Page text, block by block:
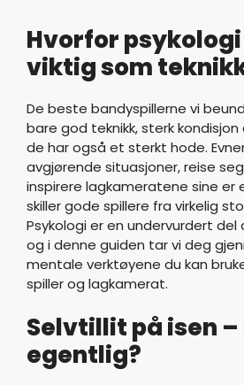
Hvorfor
viktig som
De beste bandyspillerne vi
bare god teknikk, sterk
de har også et sterkt hode.
avgjørende situasjoner, reise
inspirere lagkameratene sine er
skiller gode spillere fra virkelig
Psykologi er en undervurdert
og i denne guiden tar vi deg
mentale verktøyene du kan
spiller og lagkamerat.
Selvtillit på isen
egentlig?